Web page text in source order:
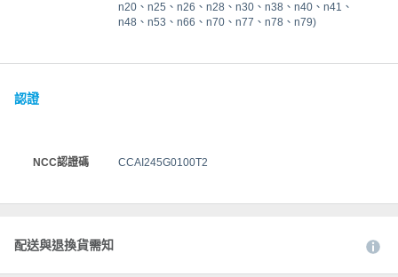
n20、n25、n26、n28、n30、n38、n40、n41、
n48、n53、n66、n70、n77、n78、n79)
認證
NCC認證碼 CCAI245G0100T2
配送與退換貨需知